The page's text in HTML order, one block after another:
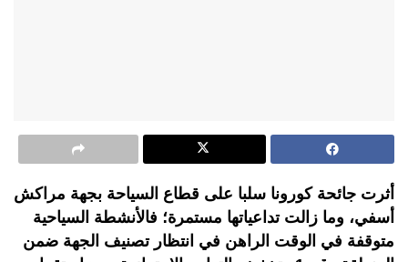
أثرت جائحة كورونا سلبا على قطاع السياحة بجهة مراكش
أسفي، وما زالت تداعياتها مستمرة؛ فالأنشطة السياحية
متوقفة في الوقت الراهن في انتظار تصنيف الجهة ضمن